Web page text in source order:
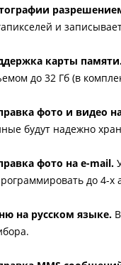
и
карты
до 32 Гб (в
фото и видео
будут надежно
фото на e-mail.
до 4-х
на русском языке.